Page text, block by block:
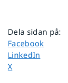
Dela sidan på:
Dela sidan på
Facebook
Dela sidan på
LinkedIn
Dela sidan på
X